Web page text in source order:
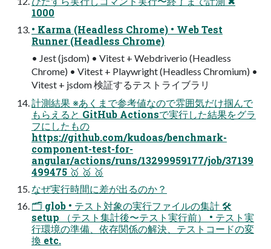
1000
• Karma (Headless Chrome) • Web Test
Runner (Headless Chrome)
• Jest (jsdom) • Vitest + Webdriverio (Headless
Chrome) • Vitest + Playwright (Headless Chromium) •
Vitest + jsdom 検証するテストライブラリ
計測結果 ※あくまで参考値なので雰囲気だけ掴んで
もらえると GitHub Actionsで実行した結果をグラ
フにしたもの
https://github.com/kudoas/benchmark-
component-test-for-
angular/actions/runs/13299959177/job/37139
499475 🥇 🥈 🥉
なぜ実行時間に差が出るのか？
🗂 glob • テスト対象の実行ファイルの集計 🛠
setup （テスト集計後〜テスト実行前） • テスト実
行環境の準備、依存関係の解決、テストコードの変
換 etc.